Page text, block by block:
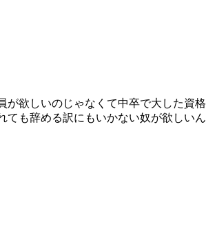
欲しいのじゃなくて中卒で大した資
も辞める訳にもいかない奴が欲しい